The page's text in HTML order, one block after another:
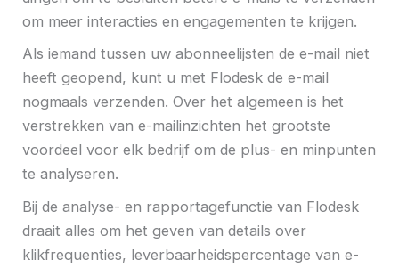
om meer interacties en engagementen te krijgen.
Als iemand tussen uw abonneelijsten de e-mail niet
heeft geopend, kunt u met Flodesk de e-mail
nogmaals verzenden. Over het algemeen is het
verstrekken van e-mailinzichten het grootste
voordeel voor elk bedrijf om de plus- en minpunten
te analyseren.
Bij de analyse- en rapportagefunctie van Flodesk
draait alles om het geven van details over
klikfrequenties, leverbaarheidspercentage van e-